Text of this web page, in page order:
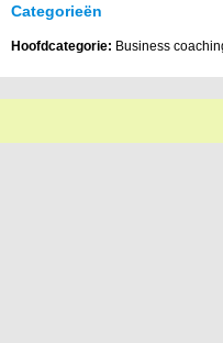
Categorieën
Hoofdcategorie: Business